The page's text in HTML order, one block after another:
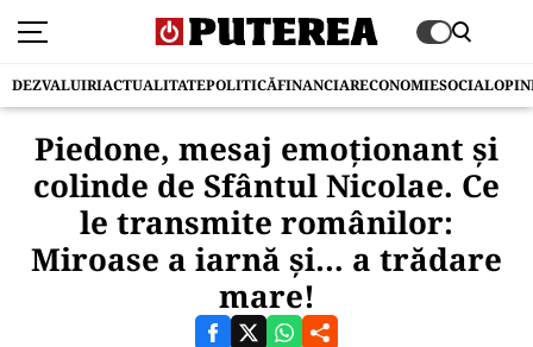
DEZVALUIRIACTUALITATEPOLITICĂFINANCIARECONOMIESOCIAL
Piedone, mesaj emoționant și
colinde de Sfântul Nicolae. Ce
le transmite românilor:
Miroase a iarnă și… a trădare
mare!